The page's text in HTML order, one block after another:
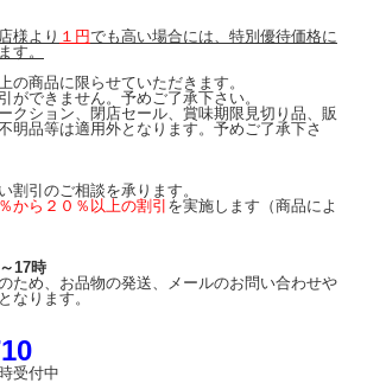
様より １円でも高い場合には、特別優待価格に
す。
の商品に限らせていただきます。
ができません。予めご了承下さい。
クション、閉店セール、賞味期限見切り品、販
明品等は適用外となります。予めご了承下さ
割引のご相談を承ります。
から２０％以上の割引 を実施します（商品によ
17時
ため、お品物の発送、メールのお問い合わせや
なります。
受付中